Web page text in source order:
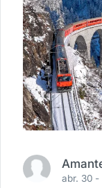
abr. 30 -